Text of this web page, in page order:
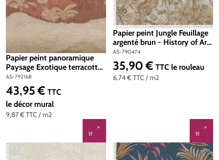
Papier peint panoramique
Paysage Exotique terracotta
- Metropolitan Stories 5
Vibes & Styles d'A.S. Création
| Réf. AS-792168
AS-792168
9,87 €TTC / m2
Prix régulier :
43,95 € TTC
le décor mural
Papier peint Jungle Feuillage
argenté brun - History of Art
2 d'AS Création | Réf. AS-
790474
AS-790474
6,74 €TTC / m2
Prix régulier :
35,90 € TTC le rouleau